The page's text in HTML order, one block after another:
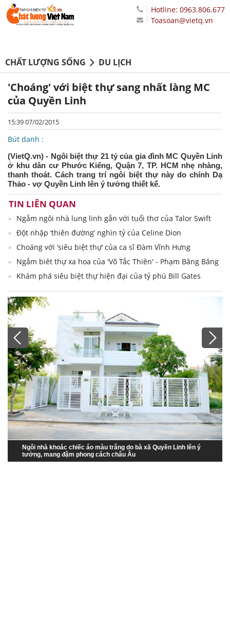
Hotline: 0963.806.677
Toasoan@vietq.vn
CHẤT LƯỢNG SỐNG DU LỊCH
'Choáng' với biệt thự sang nhất làng MC
của Quyền Linh
15:39 07/02/2015
Bút danh :
(VietQ.vn) - Ngôi biệt thự 21 tỷ của gia đình MC Quyền Linh
ở khu dân cư Phước Kiểng, Quận 7, TP. HCM nhẹ nhàng,
thanh thoát. Cách trang trí ngôi biệt thự này do chính Dạ
Thảo - vợ Quyền Linh lên ý tưởng thiết kế.
TIN LIÊN QUAN
Ngắm ngôi nhà lung linh gắn với tuổi thơ của Talor Swift
Đột nhập ‘thiên đường’ nghìn tỷ của Celine Dion
Choáng với ‘siêu biệt thự’ của ca sĩ Đàm Vĩnh Hưng
Ngắm biêt thự xa hoa của 'Võ Tắc Thiên' - Phạm Băng Băng
Khám phá siêu biệt thự hiện đại của tỷ phú Bill Gates
Ngôi nhà khoác chiếc áo màu trắng do bà xã Quyền Linh lên ý
tưởng, mang đậm phong cách châu Âu
/10